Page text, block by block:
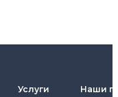
Услуги Наши